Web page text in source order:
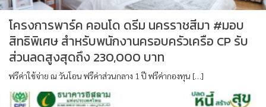
โครงการพาร์ค คอนโด ดรีม นครราชสีมา #มอบ
สิทธิพิเศษ สำหรับพนักงานครอบครัวเครือ CP รับ
ส่วนลดสูงสุดถึง 230,000 บาท
ฟรีค่าใช้จ่าย ณ วันโอน ฟรีค่าส่วนกลาง 1 ปี ฟรีค่ากองทุน […]